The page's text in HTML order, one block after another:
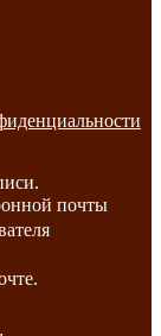
почты